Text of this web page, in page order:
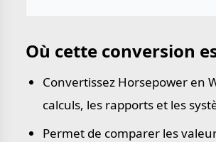
Où cette conversion
Convertissez Horsepower en
calculs, les rapports et les
Permet de comparer les